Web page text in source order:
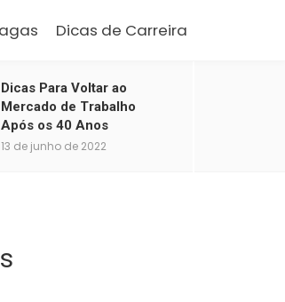
Dicas de Carreira
Dicas Para Voltar ao
Mercado de Trabalho
Após os 40 Anos
13 de junho de 2022